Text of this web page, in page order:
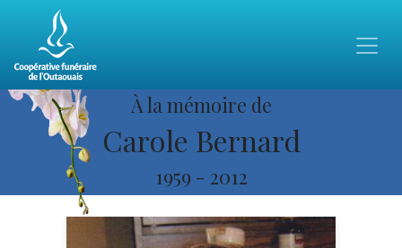
À la mémoire de
Carole Bernard
1959 - 2012